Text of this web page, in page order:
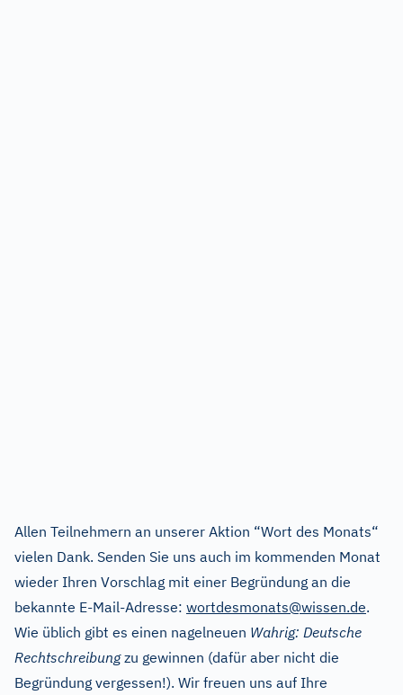
Allen Teilnehmern an unserer Aktion “Wort des Monats“
vielen Dank. Senden Sie uns auch im kommenden Monat
wieder Ihren Vorschlag mit einer Begründung an die
bekannte E-Mail-Adresse: wortdesmonats@wissen.de.
Wie üblich gibt es einen nagelneuen Wahrig: Deutsche
Rechtschreibungzu gewinnen (dafür aber nicht die
Begründung vergessen!). Wir freuen uns auf Ihre